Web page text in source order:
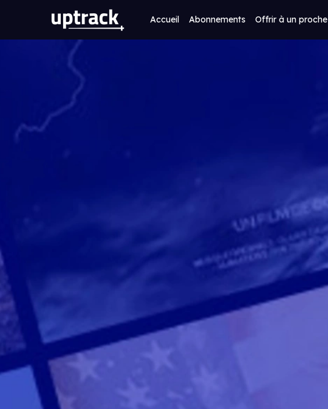
Accueil Abonnements Offrir à un proche